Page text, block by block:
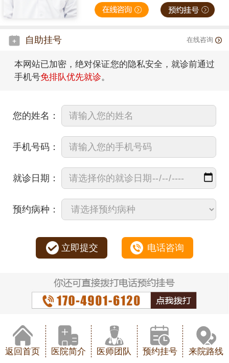
自助挂号 在线咨询
本网站已加密，绝对保证您的隐私安全，就诊前通过
手机号免排队优先就诊。
您的姓名：
手机号码：
就诊日期：
预约病种：
立即提交 电话咨询
返回首页 医院简介 医师团队 预约挂号 来院路线